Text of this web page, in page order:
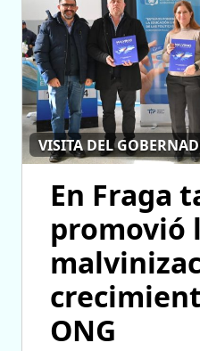
VISITA DEL
En Fraga
promovió
ONG